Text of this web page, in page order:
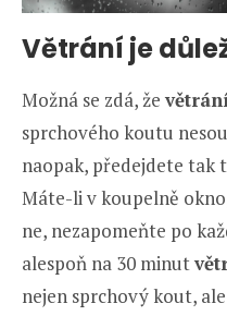
Větrání je
Možná se zdá, že
sprchového koutu
naopak, předejdete tak
Máte-li v koupelně
ne, nezapomeňte po
alespoň na 30 minut
nejen sprchový kout,